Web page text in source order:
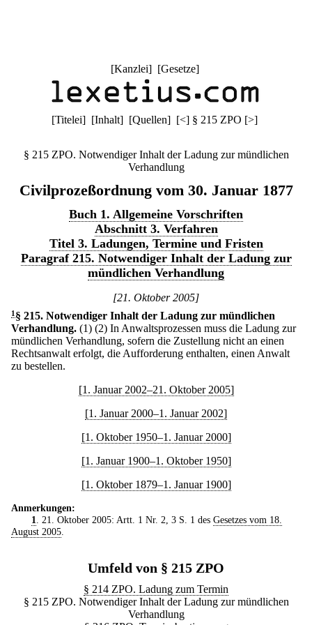
[Kanzlei] [Gesetze]
[Titelei] [Inhalt] [Quellen] [<] § 215 ZPO [>]
§ 215 ZPO. Notwendiger Inhalt der Ladung zur mündlichen
Verhandlung
Civilprozeßordnung vom 30. Januar 1877
Buch 1. Allgemeine Vorschriften
Abschnitt 3. Verfahren
Titel 3. Ladungen, Termine und Fristen
Paragraf 215. Notwendiger Inhalt der Ladung zur
mündlichen Verhandlung
[21. Oktober 2005]
1 § 215. Notwendiger Inhalt der Ladung zur mündlichen
Verhandlung. (1) (2) In Anwaltsprozessen muss die Ladung zur
mündlichen Verhandlung, sofern die Zustellung nicht an einen
Rechtsanwalt erfolgt, die Aufforderung enthalten, einen Anwalt
zu bestellen.
[1. Januar 2002–21. Oktober 2005]
[1. Januar 2000–1. Januar 2002]
[1. Oktober 1950–1. Januar 2000]
[1. Januar 1900–1. Oktober 1950]
[1. Oktober 1879–1. Januar 1900]
Anmerkungen:
1
. 21. Oktober 2005: Artt. 1 Nr. 2, 3 S. 1 des Gesetzes vom 18.
August 2005
Umfeld von § 215 ZPO
§ 214 ZPO. Ladung zum Termin
§ 215 ZPO. Notwendiger Inhalt der Ladung zur mündlichen
Verhandlung